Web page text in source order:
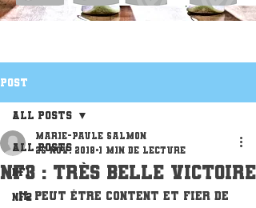
Post
All Posts
NF1
NF2
All Posts
NF3 : Très belle victoire
Marie-Paule Salmon
25 nov. 2018 1 min de lecture
Il peut être content et fier de